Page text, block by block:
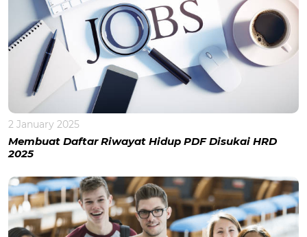
2 January 2025
Membuat Daftar Riwayat Hidup PDF Disukai HRD
2025